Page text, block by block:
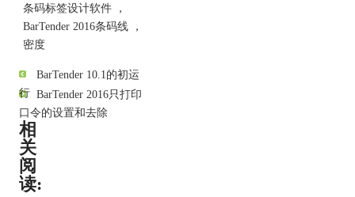
法，小伙伴也可以通过鼠
标点击条码，将指针光标
放在条码的左侧或右侧手
键进行拖动，直到条码密
度达到所需要求即可。
注：制作的BarTender
2016条码，如果指定了US
Postnet符号体系，
BarTender 2016将不允许
您为条形码指定密度设
条码标签设计软件
，
BarTender 2016条码线
，
密度
BarTender 10.1的初运
行 BarTender 2016只打印
口令的设置和去除
相
关
阅
读: